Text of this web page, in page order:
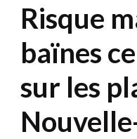
Risque
baïnes
sur les